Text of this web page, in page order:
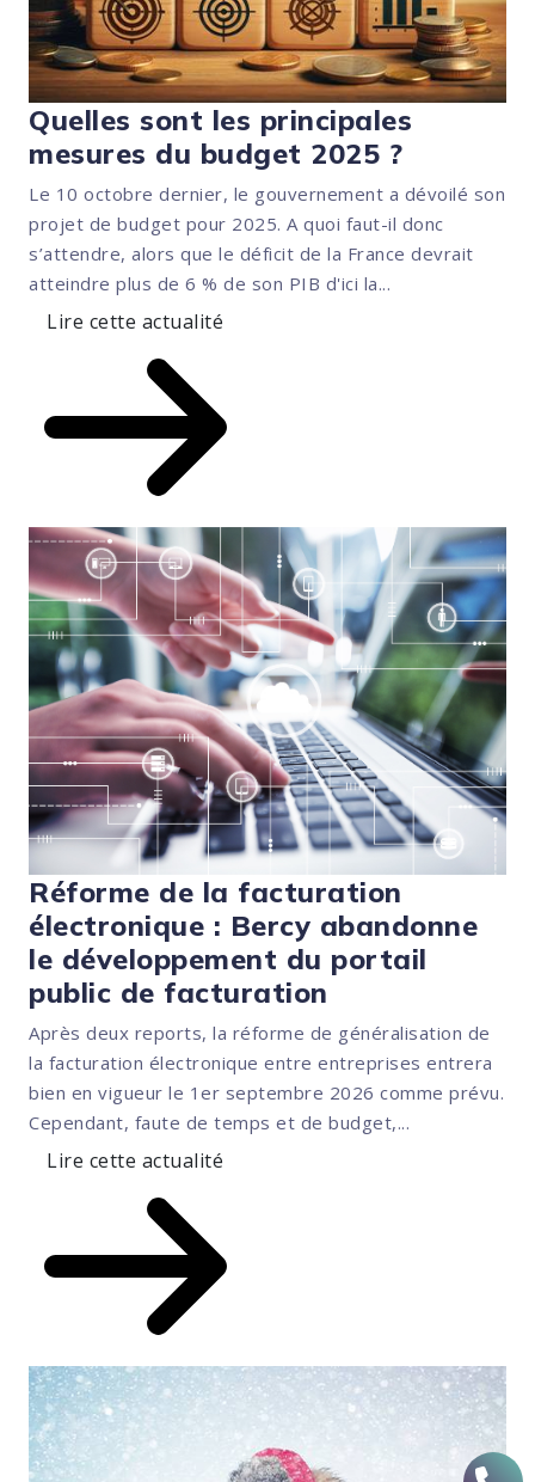
Quelles sont les principales
mesures du budget 2025 ?
Le 10 octobre dernier, le gouvernement a dévoilé son
projet de budget pour 2025. A quoi faut-il donc
s’attendre, alors que le déficit de la France devrait
atteindre plus de 6 % de son PIB d'ici la...
Lire cette actualité
Réforme de la facturation
électronique : Bercy abandonne
le développement du portail
public de facturation
Après deux reports, la réforme de généralisation de
la facturation électronique entre entreprises entrera
bien en vigueur le 1er septembre 2026 comme prévu.
Cependant, faute de temps et de budget,...
Lire cette actualité